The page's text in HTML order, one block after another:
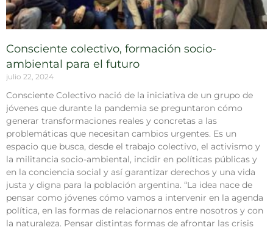
Consciente colectivo, formación socio-
ambiental para el futuro
julio 22, 2024
Consciente Colectivo nació de la iniciativa de un grupo de
jóvenes que durante la pandemia se preguntaron cómo
generar transformaciones reales y concretas a las
problemáticas que necesitan cambios urgentes. Es un
espacio que busca, desde el trabajo colectivo, el activismo y
la militancia socio-ambiental, incidir en políticas públicas y
en la conciencia social y así garantizar derechos y una vida
justa y digna para la población argentina. “La idea nace de
pensar como jóvenes cómo vamos a intervenir en la agenda
política, en las formas de relacionarnos entre nosotros y con
la naturaleza. Pensar distintas formas de afrontar las crisis